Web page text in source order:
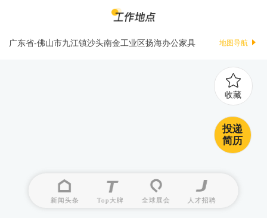
广东省-佛山市九江镇沙头南金工业区扬海办公家具 地图导航
新闻头条 Top大牌 全球展会 人才招聘
收藏
投递
简历